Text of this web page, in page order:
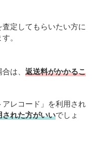
定してもらいたい方に
。
は、 返送料がかかるこ
レコード」を利用され
れた方がいいでしょ